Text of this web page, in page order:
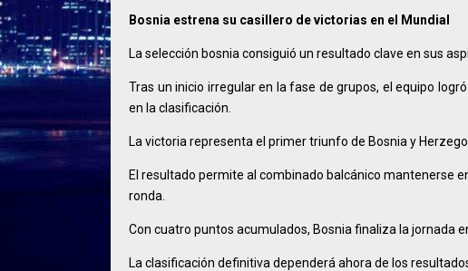
Bosnia estrena su casillero de victorias en el Mundial
La selección bosnia consiguió un resultado clave en sus
Tras un inicio irregular en la fase de grupos, el equipo
en la clasificación.
La victoria representa el primer triunfo de Bosnia y
El resultado permite al combinado balcánico mantenerse
ronda.
Con cuatro puntos acumulados, Bosnia finaliza la jornada
La clasificación definitiva dependerá ahora de los